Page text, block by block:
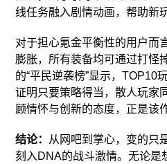
线任务融入剧情动画，帮助新
对于担心氪金平衡性的用户而
膨胀，所有装备均可通过打怪
的“平民逆袭榜”显示，TOP10
证明只要策略得当，散人玩家
顾情怀与创新的态度，正是该
结论： 从网吧到掌心，变的只
刻入DNA的战斗激情。无论是